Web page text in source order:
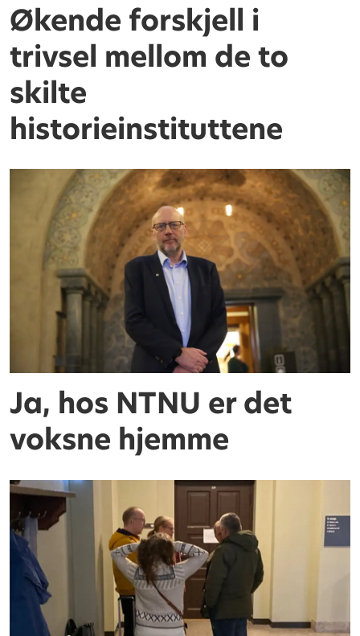
Økende forskjell i
trivsel mellom de to
skilte
historieinstituttene
Ja, hos NTNU er det
voksne hjemme